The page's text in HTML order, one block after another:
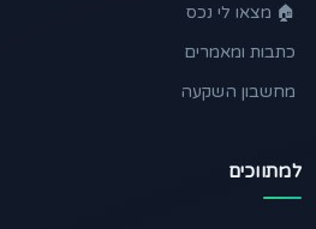
🏠 מצאו לי נכס
כתבות ומאמרים
מחשבון השקעה
למתווכים